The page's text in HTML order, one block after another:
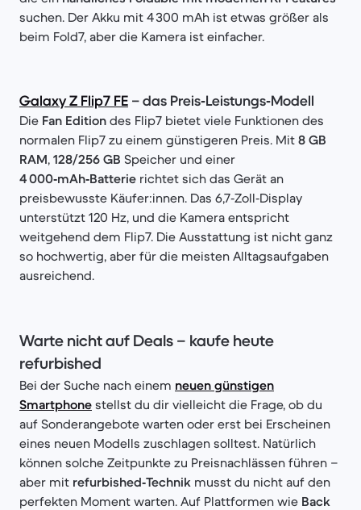
suchen. Der Akku mit 4 300 mAh ist etwas größer als
beim Fold7, aber die Kamera ist einfacher.
Galaxy Z Flip7 FE – das Preis‑Leistungs‑Modell
Die Fan Edition des Flip7 bietet viele Funktionen des
normalen Flip7 zu einem günstigeren Preis. Mit 8 GB
RAM, 128/256 GB Speicher und einer
4 000‑mAh‑Batterie richtet sich das Gerät an
preisbewusste Käufer:innen. Das 6,7‑Zoll‑Display
unterstützt 120 Hz, und die Kamera entspricht
weitgehend dem Flip7. Die Ausstattung ist nicht ganz
so hochwertig, aber für die meisten Alltagsaufgaben
ausreichend.
Warte nicht auf Deals – kaufe heute
refurbished
Bei der Suche nach einem neuen günstigen
Smartphone stellst du dir vielleicht die Frage, ob du
auf Sonderangebote warten oder erst bei Erscheinen
eines neuen Modells zuschlagen solltest. Natürlich
können solche Zeitpunkte zu Preisnachlässen führen –
aber mit refurbished‑Technik musst du nicht auf den
perfekten Moment warten. Auf Plattformen wie Back